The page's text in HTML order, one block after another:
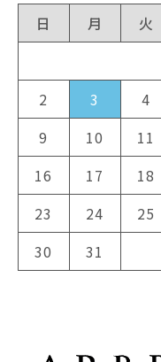
日
月 火
2
3 4
9
10 11
16
17 18
23
24 25
30
31